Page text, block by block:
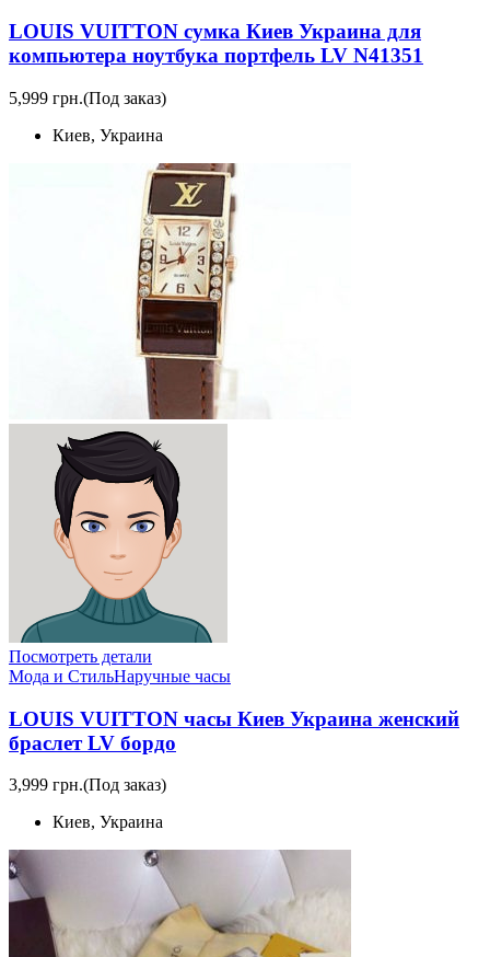
LOUIS VUITTON сумка Киев Украина для
компьютера ноутбука портфель LV N41351
5,999 грн.(Под заказ)
Киев, Украина
Посмотреть детали
Мода и СтильНаручные часы
LOUIS VUITTON часы Киев Украина женский
браслет LV бордо
3,999 грн.(Под заказ)
Киев, Украина